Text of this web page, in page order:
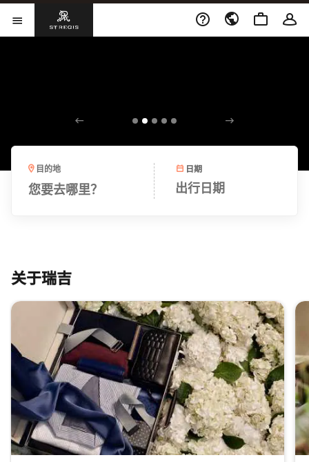
跳到内容
打开菜单
打开新窗口
目的地
您要去哪里？
日期
出行日期
关于瑞吉
跳过 关于瑞吉 轮播 使用 8 张卡。